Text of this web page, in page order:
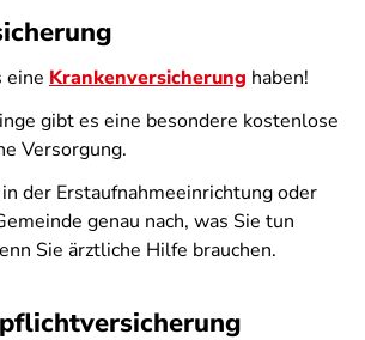
eine Krankenversicherung haben!
gibt es eine besondere kostenlose
Versorgung.
der Erstaufnahmeeinrichtung oder
genau nach, was Sie tun
Sie ärztliche Hilfe brauchen.